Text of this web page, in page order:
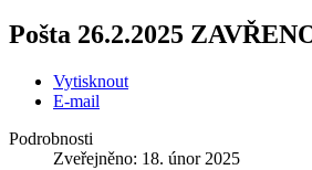
Pošta 26.2.2025
Vytisknout
E-mail
Podrobnosti
Zveřejněno: 18. únor 2025